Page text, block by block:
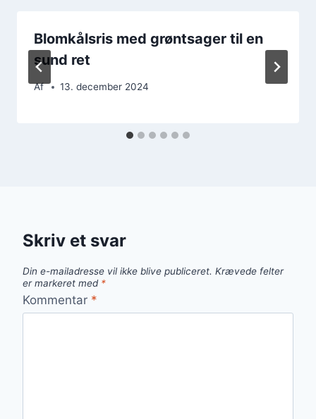
Blomkålsris med grøntsager til en
sund ret
Af 13. december 2024
Skriv et svar
Din e-mailadresse vil ikke blive publiceret. Krævede felter
er markeret med *
Kommentar *